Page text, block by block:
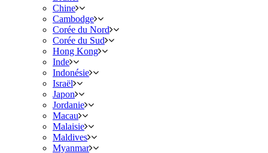
Chine
Cambodge
Corée du Nord
Corée du Sud
Hong Kong
Inde
Indonésie
Israël
Japon
Jordanie
Macau
Malaisie
Maldives
Myanmar